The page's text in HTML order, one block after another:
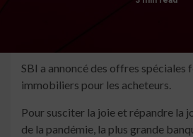
SBI a annoncé des offres spéciales
immobiliers pour les acheteurs.
Pour susciter la joie et répandre la
de la pandémie, la plus grande